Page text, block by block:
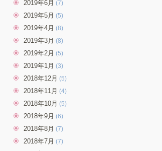
2019年6月 (7)
2019年5月 (5)
2019年4月 (8)
2019年3月 (8)
2019年2月 (5)
2019年1月 (3)
2018年12月 (5)
2018年11月 (4)
2018年10月 (5)
2018年9月 (6)
2018年8月 (7)
2018年7月 (7)